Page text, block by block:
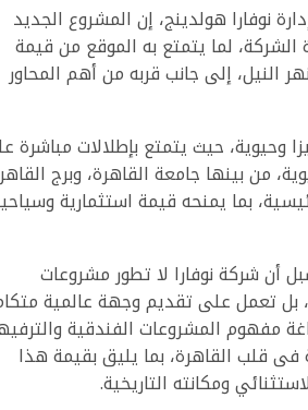
هولدينج، إن المشروع الجديد
لما يتمتع به الموقع من قيمة
النيل، إلى جانب قربه من أهم المحاور
حيث يتمتع بإطلالات مباشرة
من بينها جامعة القاهرة، وبرج
بما يمنحه قيمة استثمارية
أن شركة نوفارا لا تطور مشروعات
بل تعمل على تقديم وجهة عالمية
مفهوم المشروعات الفندقية
فى قلب القاهرة، بما يليق بقيمة هذا
ومكانته التاريخية.